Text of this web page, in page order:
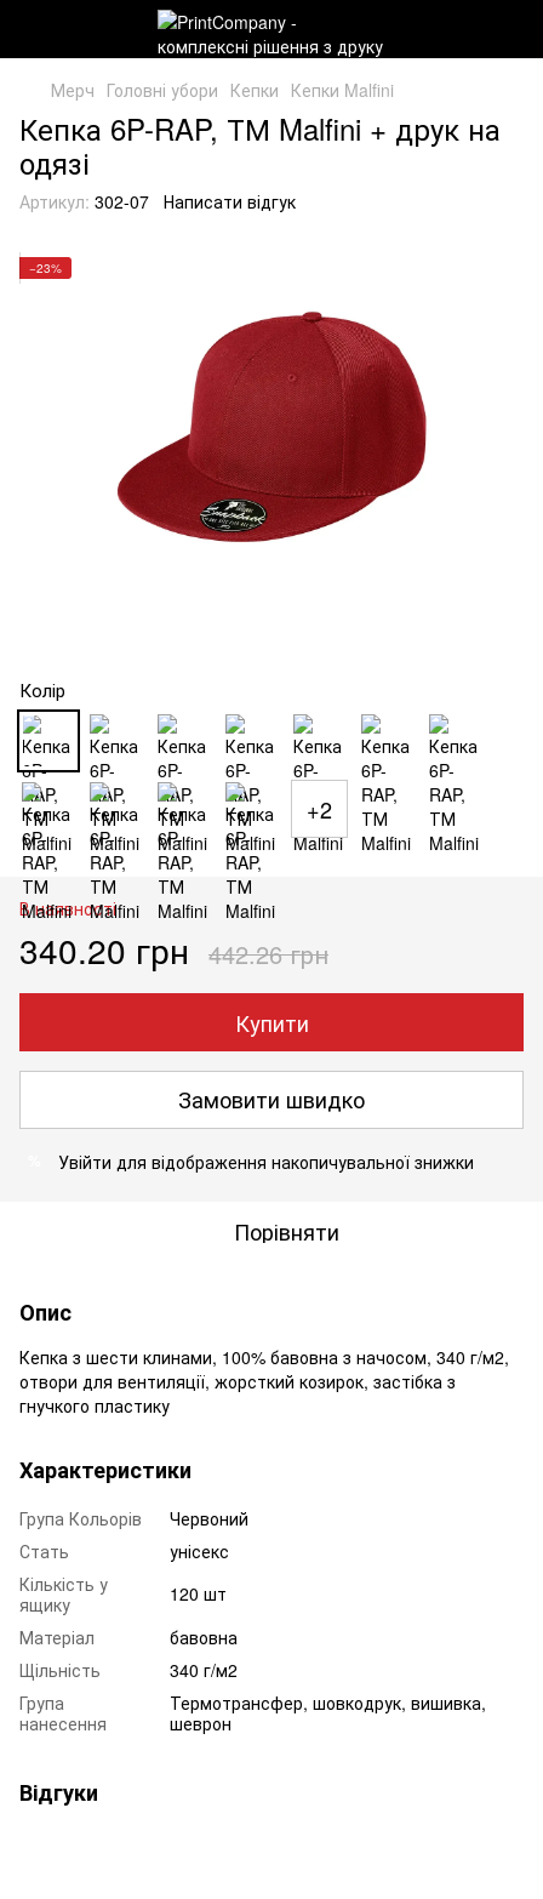
Мерч Головні убори Кепки Кепки Malfini
Кепка 6P-RAP, ТМ Malfini + друк на
одязі
Артикул: 302-07 Написати відгук
−23%
Колір
+2
В наявності
340.20 грн 442.26 грн
Купити
Замовити швидко
Увійти для відображення накопичувальної знижки
Порівняти
Опис
Кепка з шести клинами, 100% бавовна з начосом, 340 г/м2,
отвори для вентиляції, жорсткий козирок, застібка з
гнучкого пластику
Характеристики
Група Кольорів
Червоний
Стать
унісекс
Кількість у
ящику
120 шт
Матеріал
бавовна
Щільність
340 г/м2
Група
нанесення
Термотрансфер, шовкодрук, вишивка,
шеврон
Відгуки